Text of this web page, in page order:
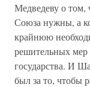
Медведеву о том,
Союза нужны, а
крайнюю
решительных
государства. И
был за то, чтобы